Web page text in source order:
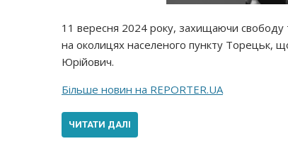
11 вересня 2024 року, захищаючи свободу
на околицях населеного пункту Торецьк,
Юрійович.
Більше новин на REPORTER.UA
ЧИТАТИ ДАЛІ